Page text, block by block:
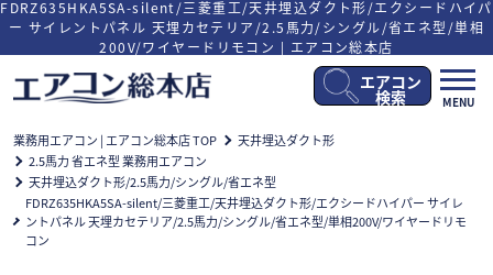
FDRZ635HKA5SA-silent/三菱重工/天井埋込ダクト形/エクシードハイパ
ー サイレントパネル 天埋カセテリア/2.5馬力/シングル/省エネ型/単相
200V/ワイヤードリモコン | エアコン総本店
メ
ニ
MENU
エアコン
検索
業務用エアコン | エアコン総本店 TOP
天井埋込ダクト形
2.5馬力 省エネ型 業務用エアコン
天井埋込ダクト形/2.5馬力/シングル/省エネ型
FDRZ635HKA5SA-silent/三菱重工/天井埋込ダクト形/エクシードハイパー サイレ
ントパネル 天埋カセテリア/2.5馬力/シングル/省エネ型/単相200V/ワイヤードリモ
コン